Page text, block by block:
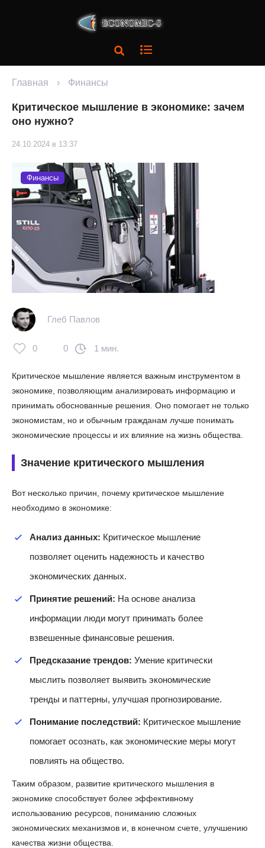
Главная › Финансы
Критическое мышление в экономике: зачем
оно нужно?
24.10.2024 в 13:37
Финансы
Глеб Павлов
0 0 1 мин.
Критическое мышление является важным инструментом в
экономике, позволяющим анализировать информацию и
принимать обоснованные решения. Оно помогает не только
экономистам, но и обычным гражданам лучше понимать
экономические процессы и их влияние на жизнь общества.
Значение критического мышления
Вот несколько причин, почему критическое мышление
необходимо в экономике:
Анализ данных: Критическое мышление
позволяет оценить надежность и качество
экономических данных.
Принятие решений: На основе анализа
информации люди могут принимать более
взвешенные финансовые решения.
Предсказание трендов: Умение критически
мыслить позволяет выявить экономические
тренды и паттерны, улучшая прогнозирование.
Понимание последствий: Критическое мышление
помогает осознать, как экономические меры могут
повлиять на общество.
Таким образом, развитие критического мышления в
экономике способствует более эффективному
использованию ресурсов, пониманию сложных
экономических механизмов и, в конечном счете, улучшению
качества жизни общества.